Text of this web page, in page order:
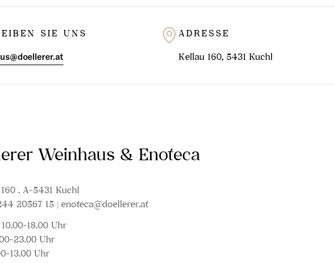
SIE UNS
ADRESSE
Kellau 160, 5431 Kuchl
Weinhaus & Enoteca
. A-5431 Kuchl
20567 15 | enoteca@doellerer.at
10.00-18.00 Uhr
23.00 Uhr
13.00 Uhr